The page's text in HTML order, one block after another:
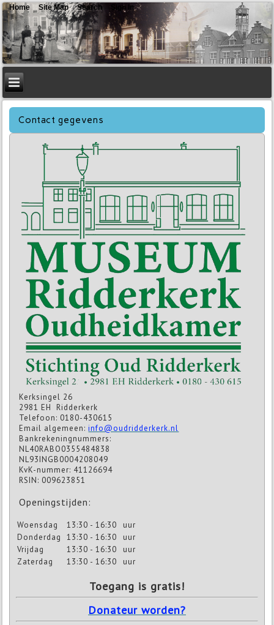
Contact gegevens
Kerksingel 26
2981 EH Ridderkerk
Telefoon: 0180-430615
Email algemeen:info@oudridderkerk.nl
Bankrekeningnummers:
NL40RABO0355484838
NL93INGB0004208049
KvK-nummer: 41126694
RSIN: 009623851
Openingstijden:
Woensdag 13:30 - 16:30
uur
Donderdag
13:30 - 16:30
uur
Vrijdag
13:30 - 16:30
uur
Zaterdag
13:30 - 16:30 uur
Toegang is gratis!
Donateur worden?
Home Site Map Search Sign In